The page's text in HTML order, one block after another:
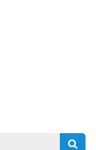
Zoeken